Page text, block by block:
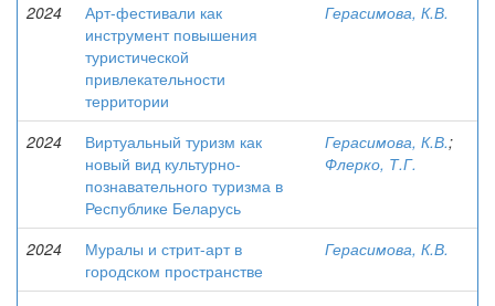
2024
Арт-фестивали как
инструмент повышения
туристической
привлекательности
территории
Герасимова, К.В.
2024
Виртуальный туризм как
новый вид культурно-
познавательного туризма в
Республике Беларусь
Герасимова, К.В.;
Флерко, Т.Г.
2024
Муралы и стрит-арт в
городском пространстве
Герасимова, К.В.